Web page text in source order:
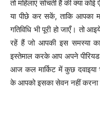
तो महिलाएं सोचती हैं की क्या
या पीछे कर सकें, ताकि आपका
गतिविधि भी पूरी हो जाएँ।
रहें हैं जो आपकी इस समस्या
इस्तेमाल करके आप अपने
आज कल मार्किट में कुछ दवाइया
के आपको इसका सेवन नहीं करना